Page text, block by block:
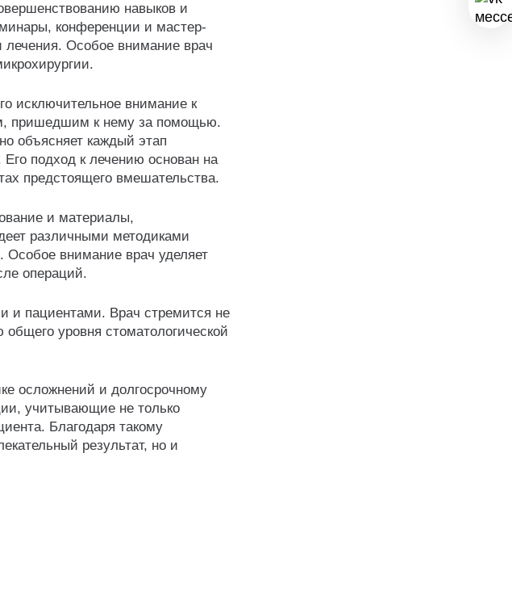
навыков и
конференции и мастер-
лечения. Особое внимание врач
исключительное внимание к
пришедшим к нему за помощью.
объясняет каждый этап
подход к лечению основан на
предстоящего вмешательства.
и материалы,
различными методиками
внимание врач уделяет
операций.
и пациентами. Врач стремится не
уровня стоматологической
осложнений и долгосрочному
учитывающие не только
Благодаря такому
результат, но и